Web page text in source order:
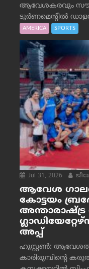
ആവേശകരവും
ടൂർണമെന്റിൽ
AMERICA SPORTS
Jul 31, 2026
ആവേശ
കോട്ടയം
അന്താരാഷ്ട്ര
അപ്പ്
ഹൂസ്റ്റണ്‍:
കാരിരുമ്പിന്റെ